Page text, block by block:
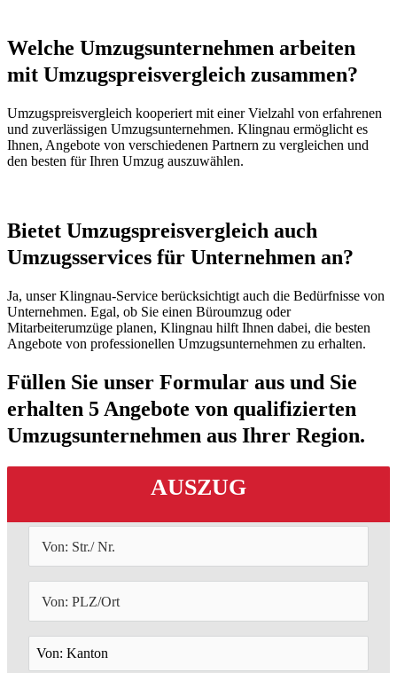
Welche Umzugsunternehmen arbeiten
mit Umzugspreisvergleich zusammen?
Umzugspreisvergleich kooperiert mit einer Vielzahl von erfahrenen
und zuverlässigen Umzugsunternehmen. Klingnau ermöglicht es
Ihnen, Angebote von verschiedenen Partnern zu vergleichen und
den besten für Ihren Umzug auszuwählen.
Bietet Umzugspreisvergleich auch
Umzugsservices für Unternehmen an?
Ja, unser Klingnau-Service berücksichtigt auch die Bedürfnisse von
Unternehmen. Egal, ob Sie einen Büroumzug oder
Mitarbeiterumzüge planen, Klingnau hilft Ihnen dabei, die besten
Angebote von professionellen Umzugsunternehmen zu erhalten.
Füllen Sie unser Formular aus und Sie
erhalten 5 Angebote von qualifizierten
Umzugsunternehmen aus Ihrer Region.
AUSZUG